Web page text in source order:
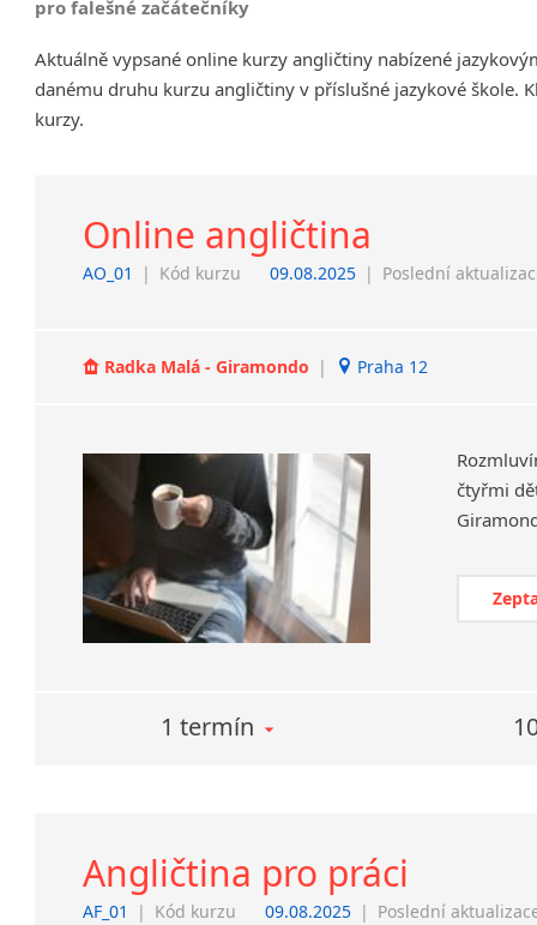
Děčín
Hodonín
Prostějov
Sedlčany
Tišnov
pro falešné začátečníky
Aktuálně vypsané online kurzy angličtiny nabízené
danému druhu kurzu angličtiny v příslušné jazykové škole.
kurzy.
Online angličtina
AO_01 | Kód kurzu 09.08.2025 | Poslední
Radka Malá - Giramondo | Praha 12
čtyřmi
1 termín
Angličtina pro práci
AF_01 | Kód kurzu 09.08.2025 | Poslední